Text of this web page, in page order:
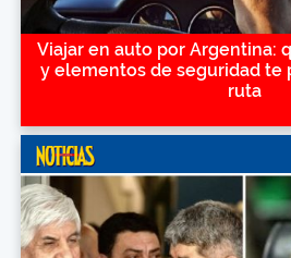
Viajar en auto por Argentina:
y elementos de seguridad te
ruta